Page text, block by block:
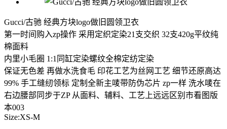
Gucci/古驰 经典方块logo做旧圆领卫衣
第一时间购入zp操作 采用定织定染21支交织 32支420g平纹纯
棉面料
内里小毛圈 1:1同缸定染螺纹全棉定纺定染
保证无色差 再做水洗食毛 印花工艺为丝网工艺 细节还原高达
99% 手工缝纫领标 定制全新主唛带防伪芯片 zp一样 洗水唛在
右边腰部同步于ZP 从面料、辅料、工艺上远远区别市看图版
本003
Size:XS-M